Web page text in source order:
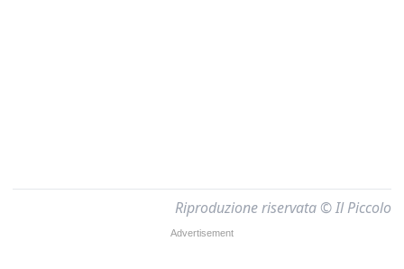
Riproduzione riservata © Il Piccolo